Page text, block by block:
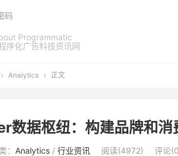
Programmatic
序化广告科技资讯网
码
 Analytics  正文
数据枢纽：构建品牌和消
： Analytics / 行业资讯 阅读(4972) 评论